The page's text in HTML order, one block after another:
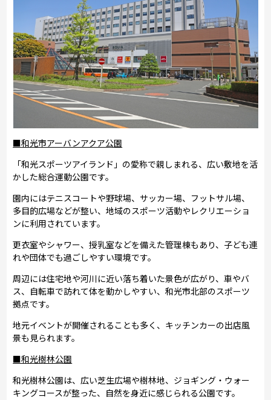
■和光市アーバンアクア公園
「和光スポーツアイランド」の愛称で親しまれる、広い敷地を活
かした総合運動公園です。
園内にはテニスコートや野球場、サッカー場、フットサル場、
多目的広場などが整い、地域のスポーツ活動やレクリエーショ
ンに利用されています。
更衣室やシャワー、授乳室などを備えた管理棟もあり、子ども連
れや団体でも過ごしやすい環境です。
周辺には住宅地や河川に近い落ち着いた景色が広がり、車やバ
ス、自転車で訪れて体を動かしやすい、和光市北部のスポーツ
拠点です。
地元イベントが開催されることも多く、キッチンカーの出店風
景も見られます。
■和光樹林公園
和光樹林公園は、広い芝生広場や樹林地、ジョギング・ウォー
キングコースが整った、自然を身近に感じられる公園です。